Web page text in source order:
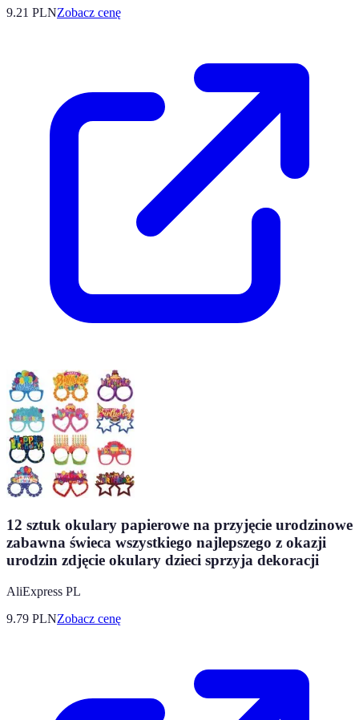
9.21 PLNZobacz cenę
12 sztuk okulary papierowe na przyjęcie urodzinowe
zabawna świeca wszystkiego najlepszego z okazji
urodzin zdjęcie okulary dzieci sprzyja dekoracji
AliExpress PL
9.79 PLNZobacz cenę